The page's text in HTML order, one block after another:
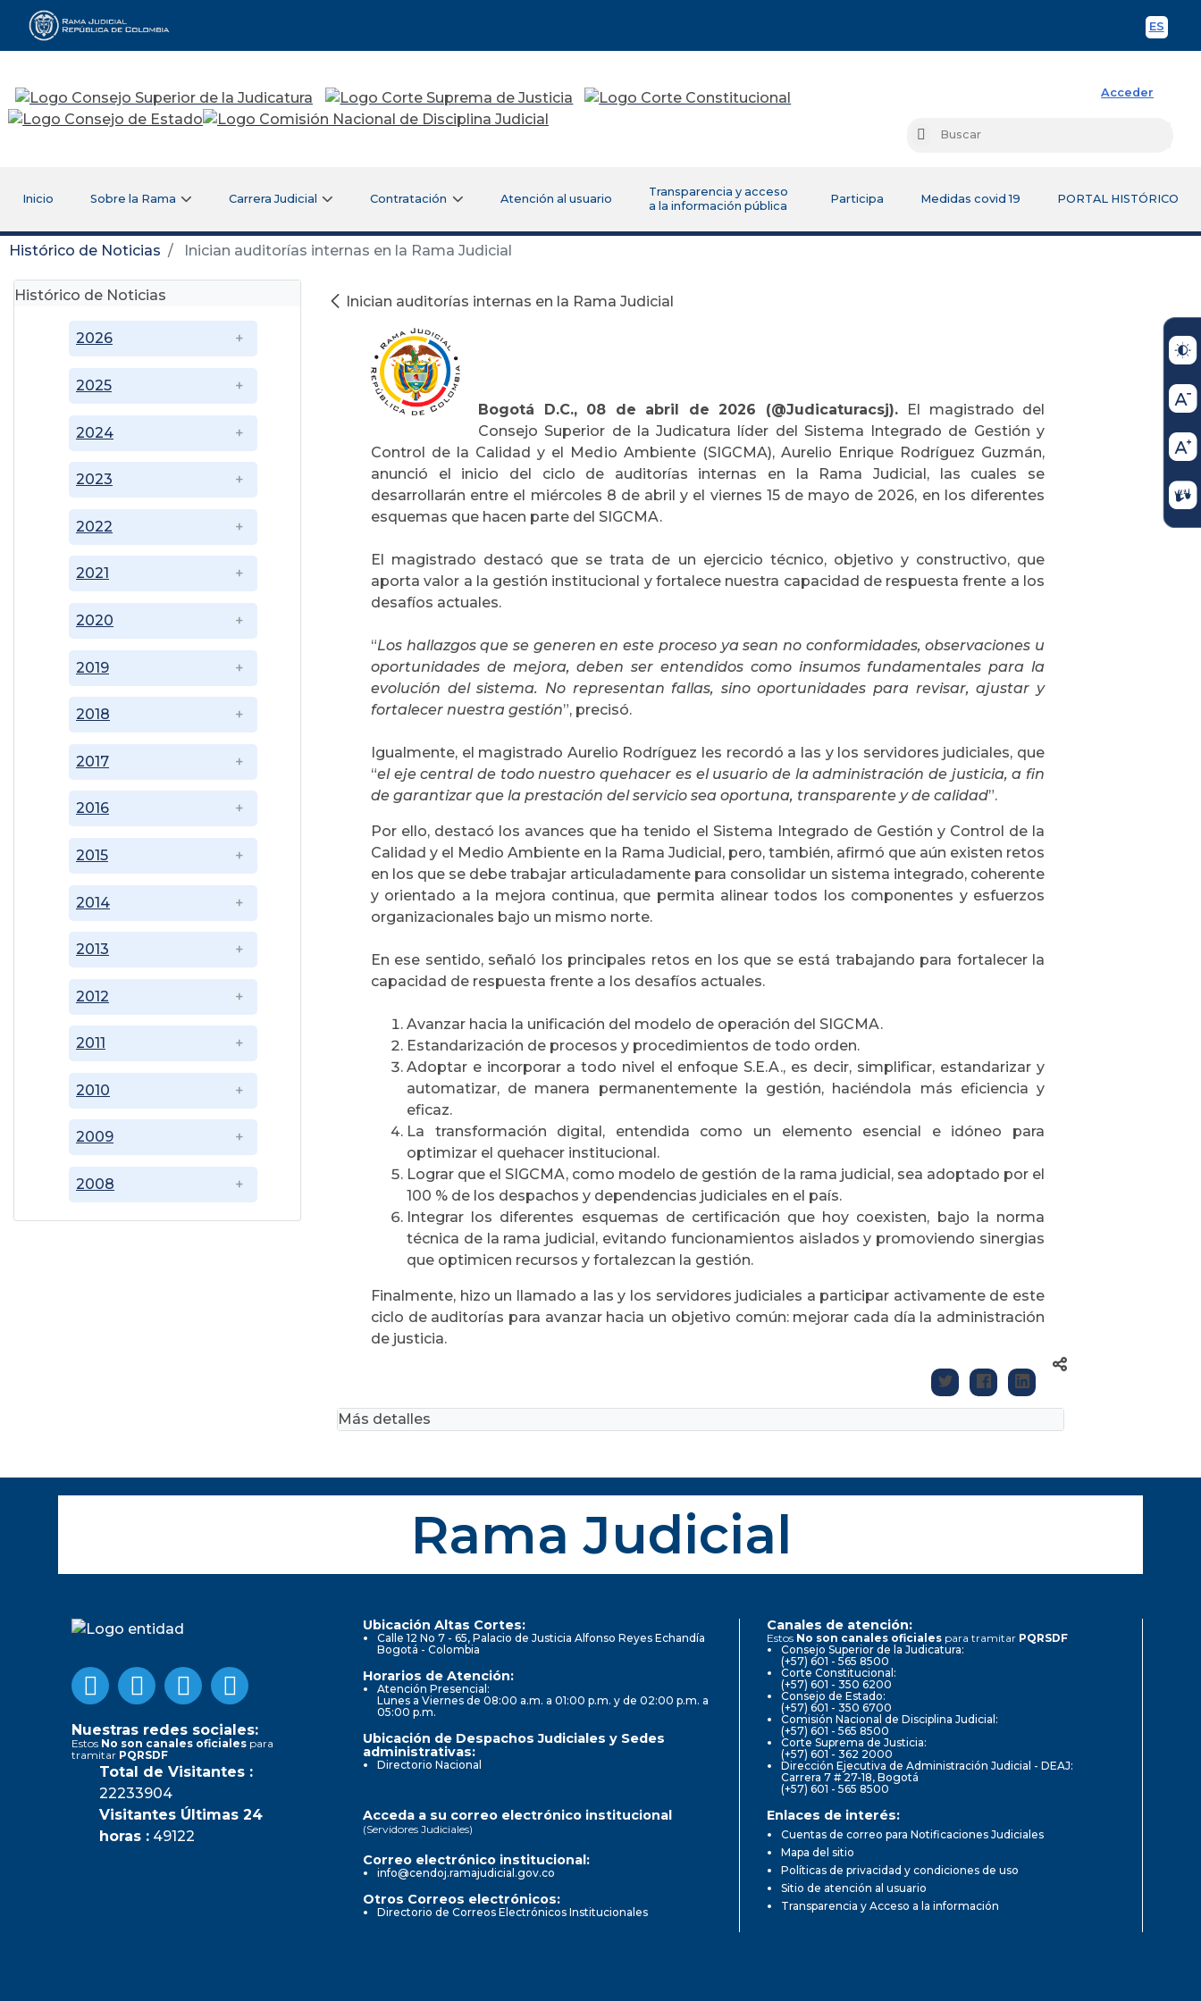
ES
Rama Judicial
Acceder
Buscar
Inicio Sobre la Rama Carrera Judicial Contratación Atención al usuario
Transparencia y acceso
a la información pública
Participa Medidas covid 19 PORTAL HISTÓRICO
Histórico de Noticias Inician auditorías internas en la Rama Judicial
Histórico de Noticias
2008
2009
2010
2011
2012
2013
2014
2015
2016
2017
2018
2019
2020
2021
2022
2023
2024
2025
2026
Inician auditorías internas en la Rama Judicial
Bogotá D.C., 08 de abril de 2026 (@Judicaturacsj).
El magistrado del
Consejo Superior de la Judicatura líder del Sistema Integrado de Gestión y
Control de la Calidad y el Medio Ambiente (SIGCMA), Aurelio Enrique Rodríguez Guzmán,
anunció el inicio del ciclo de auditorías internas en la Rama Judicial, las cuales se
desarrollarán entre el miércoles 8 de abril y el viernes 15 de mayo de 2026, en los diferentes
esquemas que hacen parte del SIGCMA.
El magistrado destacó que se trata de un ejercicio técnico, objetivo y constructivo, que
aporta valor a la gestión institucional y fortalece nuestra capacidad de respuesta frente a los
desafíos actuales.
“Los hallazgos que se generen en este proceso ya sean no conformidades, observaciones u
oportunidades de mejora, deben ser entendidos como insumos fundamentales para la
evolución del sistema. No representan fallas, sino oportunidades para revisar, ajustar y
fortalecer nuestra gestión”, precisó.
Igualmente, el magistrado Aurelio Rodríguez les recordó a las y los servidores judiciales, que
“el eje central de todo nuestro quehacer es el usuario de la administración de justicia, a fin
de garantizar que la prestación del servicio sea oportuna, transparente y de calidad”.
Por ello, destacó los avances que ha tenido el Sistema Integrado de Gestión y Control de la
Calidad y el Medio Ambiente en la Rama Judicial, pero, también, afirmó que aún existen retos
en los que se debe trabajar articuladamente para consolidar un sistema integrado, coherente
y orientado a la mejora continua, que permita alinear todos los componentes y esfuerzos
organizacionales bajo un mismo norte.
En ese sentido, señaló los principales retos en los que se está trabajando para fortalecer la
capacidad de respuesta frente a los desafíos actuales.
Avanzar hacia la unificación del modelo de operación del SIGCMA.
Estandarización de procesos y procedimientos de todo orden.
Adoptar e incorporar a todo nivel el enfoque S.E.A., es decir, simplificar, estandarizar y
automatizar, de manera permanentemente la gestión, haciéndola más eficiencia y
eficaz.
La transformación digital, entendida como un elemento esencial e idóneo para
optimizar el quehacer institucional.
Lograr que el SIGCMA, como modelo de gestión de la rama judicial, sea adoptado por el
100 % de los despachos y dependencias judiciales en el país.
Integrar los diferentes esquemas de certificación que hoy coexisten, bajo la norma
técnica de la rama judicial, evitando funcionamientos aislados y promoviendo sinergias
que optimicen recursos y fortalezcan la gestión.
Finalmente, hizo un llamado a las y los servidores judiciales a participar activamente de este
ciclo de auditorías para avanzar hacia un objetivo común: mejorar cada día la administración
de justicia.
Más detalles
Rama Judicial
Nuestras redes sociales:
Estos No son canales oficiales para
tramitar PQRSDF
Total de Visitantes :
22233904
Visitantes Últimas 24
horas : 49122
Ubicación Altas Cortes:
Calle 12 No 7 - 65, Palacio de Justicia Alfonso Reyes Echandía
Bogotá - Colombia
Horarios de Atención:
Atención Presencial:
Lunes a Viernes de 08:00 a.m. a 01:00 p.m. y de 02:00 p.m. a
05:00 p.m.
Ubicación de Despachos Judiciales y Sedes
administrativas:
Directorio Nacional
Canales de atención:
Estos No son canales oficiales para tramitar PQRSDF
Consejo Superior de la Judicatura:
(+57) 601 - 565 8500
Corte Constitucional:
(+57) 601 - 350 6200
Consejo de Estado:
(+57) 601 - 350 6700
Comisión Nacional de Disciplina Judicial:
(+57) 601 - 565 8500
Corte Suprema de Justicia:
(+57) 601 - 362 2000
Dirección Ejecutiva de Administración Judicial - DEAJ:
Carrera 7 # 27-18, Bogotá
(+57) 601 - 565 8500
Acceda a su correo electrónico institucional
(Servidores Judiciales)
Correo electrónico institucional:
info@cendoj.ramajudicial.gov.co
Otros Correos electrónicos:
Directorio de Correos Electrónicos Institucionales
Enlaces de interés:
Cuentas de correo para Notificaciones Judiciales
Mapa del sitio
Políticas de privacidad y condiciones de uso
Sitio de atención al usuario
Transparencia y Acceso a la información